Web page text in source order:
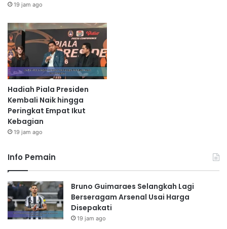
19 jam ago
Hadiah Piala Presiden
Kembali Naik hingga
Peringkat Empat Ikut
Kebagian
19 jam ago
Info Pemain
Bruno Guimaraes Selangkah Lagi
Berseragam Arsenal Usai Harga
Disepakati
19 jam ago